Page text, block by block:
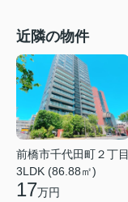
近隣の物件
前橋市千代田町２丁目
3LDK (86.88㎡)
17万円